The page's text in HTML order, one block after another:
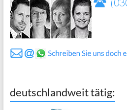
deutschlandweit tätig: